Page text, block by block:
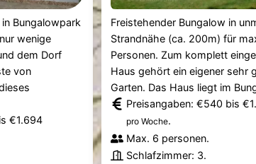
Bungalowpark
wenige
dem Dorf
von
€1.694
Freistehender Bungalow in
Strandnähe (ca. 200m) für
Personen. Zum komplett
Haus gehört ein eigener sehr
Garten. Das Haus liegt im
Preisangaben: €540 bis
pro Woche.
Max. 6 personen.
Schlafzimmer: 3.